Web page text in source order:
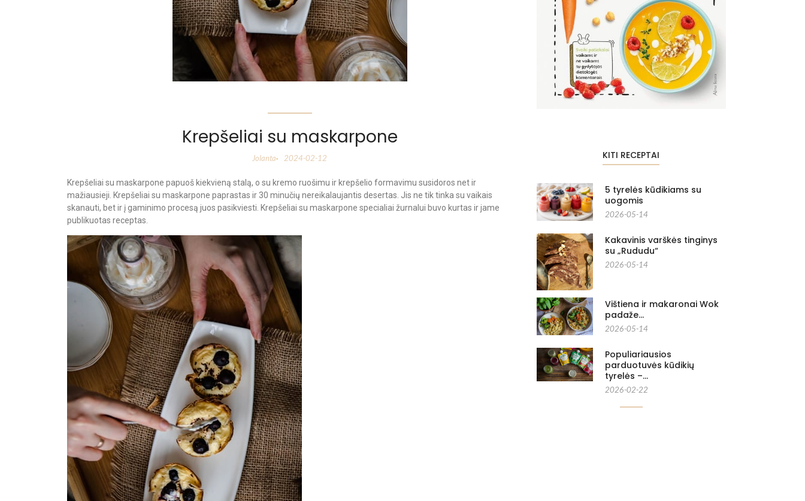
Krepšeliai su maskarpone
Jolanta- 2024-02-12
Krepšeliai su maskarpone papuoš kiekvieną stalą, o su kremo ruošimu ir krepšelio formavimu susidoros net ir
mažiausieji. Krepšeliai su maskarpone paprastas ir 30 minučių nereikalaujantis desertas. Jis ne tik tinka su vaikais
skanauti, bet ir į gaminimo procesą juos pasikviesti. Krepšeliai su maskarpone specialiai žurnalui buvo kurtas ir jame
publikuotas receptas.
KITI RECEPTAI
5 tyrelės kūdikiams su
uogomis
2026-05-14
Kakavinis varškės tinginys
su „Rududu“
2026-05-14
Vištiena ir makaronai Wok
padaže…
2026-05-14
Populiariausios
parduotuvės kūdikių
tyrelės –…
2026-02-22